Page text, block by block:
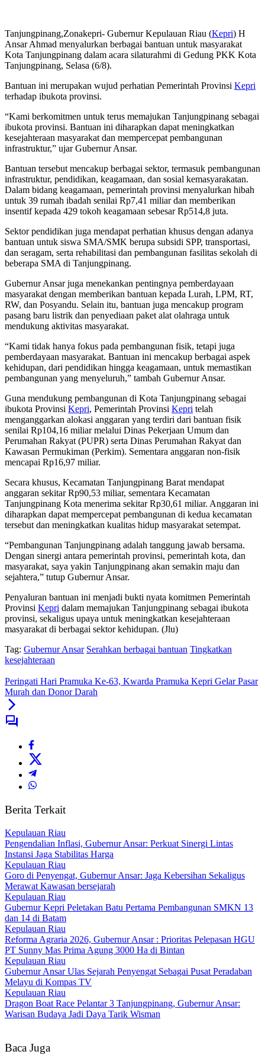
Tanjungpinang,Zonakepri- Gubernur Kepulauan Riau (Kepri) H
Ansar Ahmad menyalurkan berbagai bantuan untuk masyarakat
Kota Tanjungpinang dalam acara silaturahmi di Gedung PKK Kota
Tanjungpinang, Selasa (6/8).
Bantuan ini merupakan wujud perhatian Pemerintah Provinsi Kepri
terhadap ibukota provinsi.
“Kami berkomitmen untuk terus memajukan Tanjungpinang sebagai
ibukota provinsi. Bantuan ini diharapkan dapat meningkatkan
kesejahteraan masyarakat dan mempercepat pembangunan
infrastruktur,” ujar Gubernur Ansar.
Bantuan tersebut mencakup berbagai sektor, termasuk pembangunan
infrastruktur, pendidikan, keagamaan, dan sosial kemasyarakatan.
Dalam bidang keagamaan, pemerintah provinsi menyalurkan hibah
untuk 39 rumah ibadah senilai Rp7,41 miliar dan memberikan
insentif kepada 429 tokoh keagamaan sebesar Rp514,8 juta.
Sektor pendidikan juga mendapat perhatian khusus dengan adanya
bantuan untuk siswa SMA/SMK berupa subsidi SPP, transportasi,
dan seragam, serta rehabilitasi dan pembangunan fasilitas sekolah di
beberapa SMA di Tanjungpinang.
Gubernur Ansar juga menekankan pentingnya pemberdayaan
masyarakat dengan memberikan bantuan kepada Lurah, LPM, RT,
RW, dan Posyandu. Selain itu, bantuan juga mencakup program
pasang baru listrik dan penyediaan paket alat olahraga untuk
mendukung aktivitas masyarakat.
“Kami tidak hanya fokus pada pembangunan fisik, tetapi juga
pemberdayaan masyarakat. Bantuan ini mencakup berbagai aspek
kehidupan, dari pendidikan hingga keagamaan, untuk memastikan
pembangunan yang menyeluruh,” tambah Gubernur Ansar.
Guna mendukung pembangunan di Kota Tanjungpinang sebagai
ibukota Provinsi Kepri, Pemerintah Provinsi Kepri telah
menganggarkan alokasi anggaran yang terdiri dari bantuan fisik
senilai Rp104,16 miliar melalui Dinas Pekerjaan Umum dan
Perumahan Rakyat (PUPR) serta Dinas Perumahan Rakyat dan
Kawasan Permukiman (Perkim). Sementara anggaran non-fisik
mencapai Rp16,97 miliar.
Secara khusus, Kecamatan Tanjungpinang Barat mendapat
anggaran sekitar Rp90,53 miliar, sementara Kecamatan
Tanjungpinang Kota menerima sekitar Rp30,61 miliar. Anggaran ini
diharapkan dapat mempercepat pembangunan di kedua kecamatan
tersebut dan meningkatkan kualitas hidup masyarakat setempat.
“Pembangunan Tanjungpinang adalah tanggung jawab bersama.
Dengan sinergi antara pemerintah provinsi, pemerintah kota, dan
masyarakat, saya yakin Tanjungpinang akan semakin maju dan
sejahtera,” tutup Gubernur Ansar.
Penyaluran bantuan ini menjadi bukti nyata komitmen Pemerintah
Provinsi Kepri dalam memajukan Tanjungpinang sebagai ibukota
provinsi, sekaligus upaya untuk meningkatkan kesejahteraan
masyarakat di berbagai sektor kehidupan. (Jlu)
Tag: Gubernur Ansar Serahkan berbagai bantuan Tingkatkan
kesejahteraan
Peringati Hari Pramuka Ke-63, Kwarda Pramuka Kepri Gelar Pasar
Murah dan Donor Darah
Berita Terkait
Kepulauan Riau
Pengendalian Inflasi, Gubernur Ansar: Perkuat Sinergi Lintas
Instansi Jaga Stabilitas Harga
Kepulauan Riau
Goro di Penyengat, Gubernur Ansar: Jaga Kebersihan Sekaligus
Merawat Kawasan bersejarah
Kepulauan Riau
Gubernur Kepri Peletakan Batu Pertama Pembangunan SMKN 13
dan 14 di Batam
Kepulauan Riau
Reforma Agraria 2026, Gubernur Ansar : Prioritas Pelepasan HGU
PT Sunny Mas Prima Agung 3000 Ha di Bintan
Kepulauan Riau
Gubernur Ansar Ulas Sejarah Penyengat Sebagai Pusat Peradaban
Melayu di Kompas TV
Kepulauan Riau
Dragon Boat Race Pelantar 3 Tanjungpinang, Gubernur Ansar:
Warisan Budaya Jadi Daya Tarik Wisman
Baca Juga